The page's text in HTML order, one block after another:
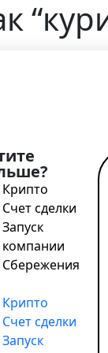
Крипто
Счет сделки
Запуск
компании
Сбережения
Крипто
Счет сделки
Запуск
– и
–